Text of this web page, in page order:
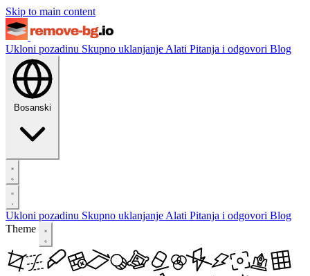
Skip to main content
Ukloni pozadinu Skupno uklanjanje Alati Pitanja i odgovori Blog
Bosanski
Ukloni pozadinu Skupno uklanjanje Alati Pitanja i odgovori Blog
Theme